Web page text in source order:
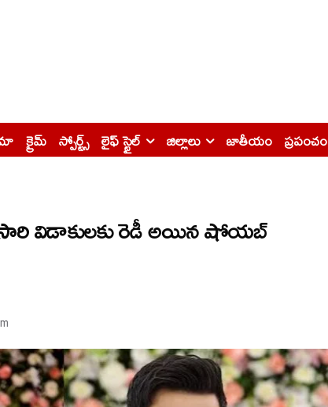
క్రైమ్ స్పోర్ట్స్ లైఫ్ స్టైల్ జిల్లాలు జాతీయం ప్రపంచం
విడాకులకు రెడీ అయిన షోయబ్